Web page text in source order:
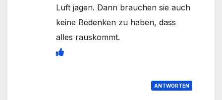
Luft jagen. Dann brauchen sie auch
keine Bedenken zu haben, dass
alles rauskommt.
ANTWORTEN